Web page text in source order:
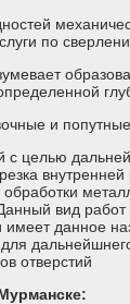
по
и
с целью
вид работ
имеет данное
отверстий